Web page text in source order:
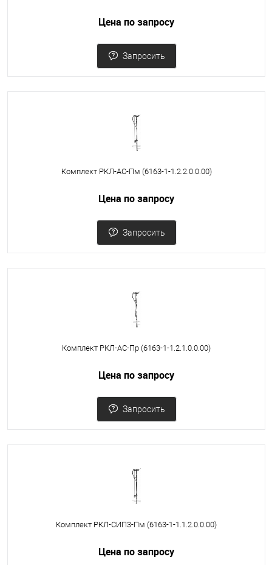
Цена по запросу
Запросить
Комплект РКЛ-АС-Пм (6163-1-1.2.2.0.0.00)
Цена по запросу
Запросить
Комплект РКЛ-АС-Пр (6163-1-1.2.1.0.0.00)
Цена по запросу
Запросить
Комплект РКЛ-СИП3-Пм (6163-1-1.1.2.0.0.00)
Цена по запросу